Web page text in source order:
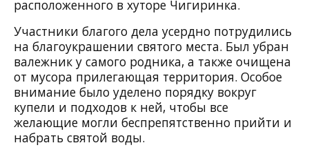
расположенного в хуторе Чигиринка.
Участники благого дела усердно потрудились
на благоукрашении святого места. Был убран
валежник у самого родника, а также очищена
от мусора прилегающая территория. Особое
внимание было уделено порядку вокруг
купели и подходов к ней, чтобы все
желающие могли беспрепятственно прийти и
набрать святой воды.